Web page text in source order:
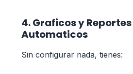
4. Graficos y Reportes
Automaticos
Sin configurar nada, tienes: